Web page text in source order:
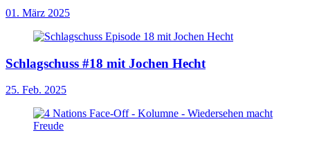
01. März 2025
Schlagschuss #18 mit Jochen Hecht
25. Feb. 2025